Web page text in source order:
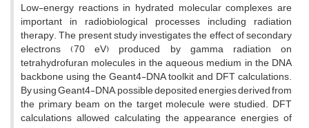
Low-energy reactions in hydrated molecular complexes are
important in radiobiological processes including radiation
therapy. The present study investigates the effect of secondary
electrons (70 eV) produced by gamma radiation on
tetrahydrofuran molecules in the aqueous medium in the DNA
backbone using the Geant4-DNA toolkit and DFT calculations.
By using Geant4-DNA, possible deposited energies derived from
the primary beam on the target molecule were studied. DFT
calculations allowed calculating the appearance energies of